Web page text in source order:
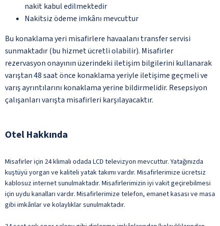
nakit kabul edilmektedir
Nakitsiz ödeme imkânı mevcuttur
Bu konaklama yeri misafirlere havaalanı transfer servisi
sunmaktadır (bu hizmet ücretli olabilir). Misafirler
rezervasyon onayının üzerindeki iletişim bilgilerini kullanarak
varıştan 48 saat önce konaklama yeriyle iletişime geçmeli ve
varış ayrıntılarını konaklama yerine bildirmelidir. Resepsiyon
çalışanları varışta misafirleri karşılayacaktır.
Otel Hakkında
Misafirler için 24 klimalı odada LCD televizyon mevcuttur. Yatağınızda
kuştüyü yorgan ve kaliteli yatak takımı vardır. Misafirlerimize ücretsiz
kablosuz internet sunulmaktadır. Misafirlerimizin iyi vakit geçirebilmesi
için uydu kanalları vardır. Misafirlerimize telefon, emanet kasası ve masa
gibi imkânlar ve kolaylıklar sunulmaktadır.